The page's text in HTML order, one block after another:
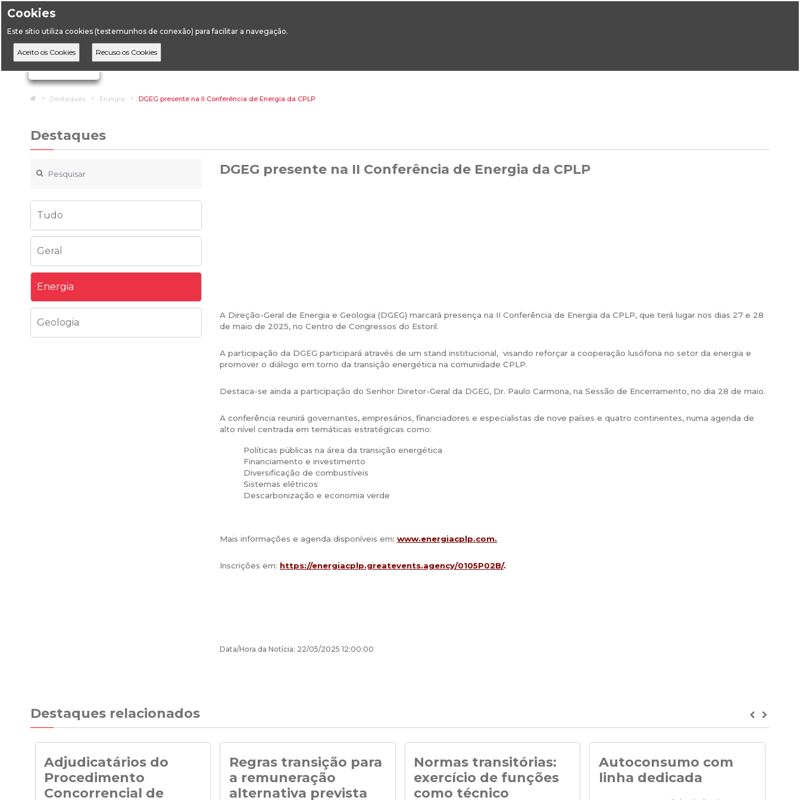
Cookies
Este sítio utiliza cookies (testemunhos de conexão) para facilitar a navegação.
Ignorar links de navegação
HomeDestaques Energia DGEG presente na II Conferência de Energia da CPLP
Destaques
Tudo
Geral
Energia
Geologia
DGEG presente na II Conferência de Energia da CPLP
A Direção-Geral de Energia e Geologia (DGEG) marcará presença na II Conferência de Energia da CPLP, que terá lugar nos dias 27 e 28
de maio de 2025, no Centro de Congressos do Estoril.
A participação da DGEG participará através de um stand institucional, visando reforçar a cooperação lusófona no setor da energia e
promover o diálogo em torno da transição energética na comunidade CPLP.
Destaca-se ainda a participação do Senhor Diretor-Geral da DGEG, Dr. Paulo Carmona, na Sessão de Encerramento, no dia 28 de maio.
A conferência reunirá governantes, empresários, financiadores e especialistas de nove países e quatro continentes, numa agenda de
alto nível centrada em temáticas estratégicas como:
Políticas públicas na área da transição energética
Financiamento e investimento
Diversificação de combustíveis
Sistemas elétricos
Descarbonização e economia verde
Mais informações e agenda disponíveis em: www.energiacplp.com.
Inscrições em: https://energiacplp.greatevents.agency/0105P02B/.
Data/Hora da Notícia: 22/05/2025 12:00:00
Destaques relacionados Previous
Adjudicatários do
Procedimento
Concorrencial de
Regras transição para
a remuneração
alternativa prevista
Normas transitórias:
exercício de funções
como técnico
Autoconsumo com
linha dedicada